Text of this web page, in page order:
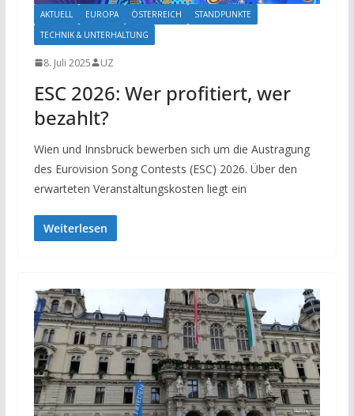
AKTUELL EUROPA ÖSTERREICH
STANDPUNKTE
TECHNIK & UNTERHALTUNG
8. Juli 2025 UZ
ESC 2026: Wer profitiert, wer
bezahlt?
Wien und Innsbruck bewerben sich um die Austragung
des Eurovision Song Contests (ESC) 2026. Über den
erwarteten Veranstaltungskosten liegt ein
Weiterlesen